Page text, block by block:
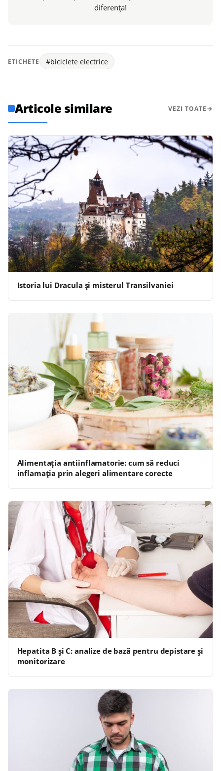
diferența!
ETICHETE #biciclete electrice
Articole similare VEZI TOATE
Istoria lui Dracula și misterul Transilvaniei
Alimentația antiinflamatorie: cum să reduci
inflamația prin alegeri alimentare corecte
Hepatita B și C: analize de bază pentru depistare și
monitorizare